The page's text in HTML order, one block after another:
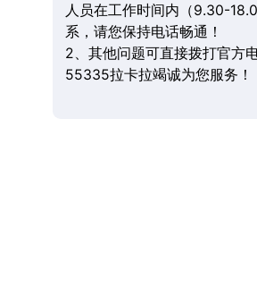
人员在工作时间内（9.30-
系，请您保持电话畅通！
2、其他问题可直接拨打官方
55335拉卡拉竭诚为您服务！